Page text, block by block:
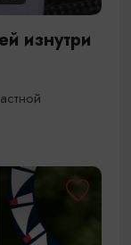
изнутри